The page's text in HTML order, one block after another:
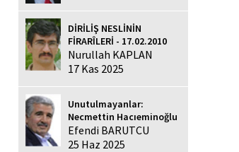
DİRİLİŞ NESLİNİN
FİRARÎLERİ - 17.02.2010
Nurullah KAPLAN
17 Kas 2025
Unutulmayanlar:
Necmettin Hacıeminoğlu
Efendi BARUTCU
25 Haz 2025